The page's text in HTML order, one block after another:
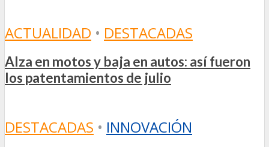
ACTUALIDAD • DESTACADAS
Alza en motos y baja en autos: así fueron
los patentamientos de julio
DESTACADAS • INNOVACIÓN